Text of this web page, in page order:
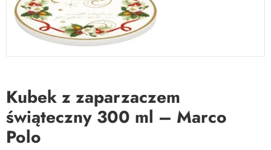
Kubek z zaparzaczem
świąteczny 300 ml – Marco
Polo